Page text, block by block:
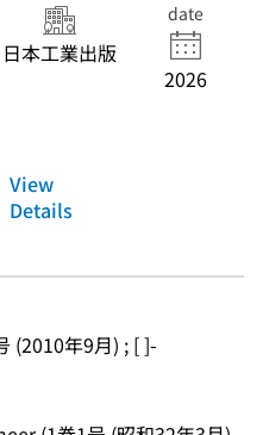
日本工業出版
date
2026
View
Details
(2010年9月) ; [ ]-